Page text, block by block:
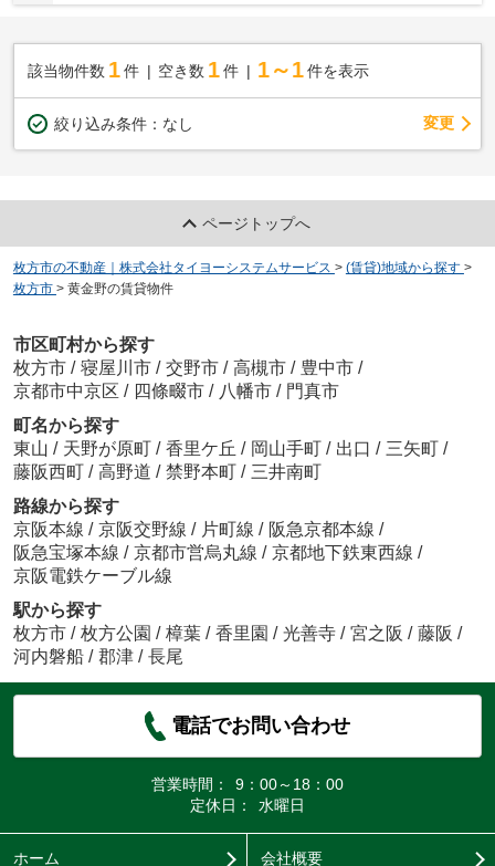
該当物件数 1件 空き数 1 件 1～1 件を表示
絞り込み条件： なし 変更
ページトップへ
枚方市の不動産｜株式会社タイヨーシステムサービス > (賃貸)地域から探す >
枚方市 > 黄金野の賃貸物件
市区町村から探す
枚方市 / 寝屋川市 / 交野市 / 高槻市 / 豊中市 /
京都市中京区 / 四條畷市 / 八幡市 / 門真市
町名から探す
東山 / 天野が原町 / 香里ケ丘 / 岡山手町 / 出口 / 三矢町 /
藤阪西町 / 高野道 / 禁野本町 / 三井南町
路線から探す
京阪本線 / 京阪交野線 / 片町線 / 阪急京都本線 /
阪急宝塚本線 / 京都市営烏丸線 / 京都地下鉄東西線 /
京阪電鉄ケーブル線
駅から探す
枚方市 / 枚方公園 / 樟葉 / 香里園 / 光善寺 / 宮之阪 / 藤阪 /
河内磐船 / 郡津 / 長尾
電話でお問い合わせ
営業時間：
9：00～18：00
定休日：
水曜日
ホーム 会社概要